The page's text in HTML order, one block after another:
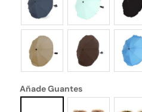
Añade Guantes